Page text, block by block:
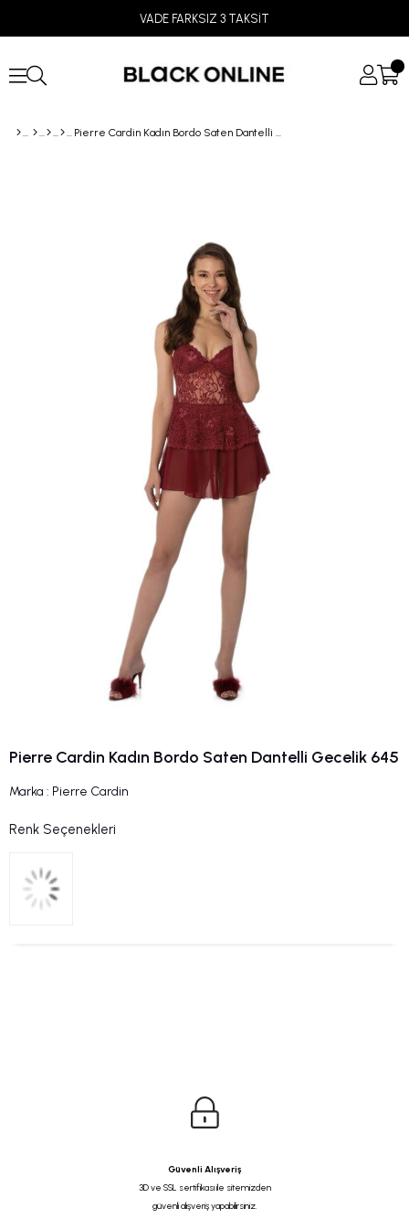
VADE FARKSIZ 3 TAKSİT
Pierre Cardin Kadın Bordo Saten Dantelli Gecelik 645
Pierre Cardin Kadın Bordo Saten Dantelli Gecelik 645
Marka : Pierre Cardin
Renk Seçenekleri
Güvenli Alışveriş
3D ve SSL sertifikası ile sitemizden
güvenli alışveriş yapabilirsiniz.